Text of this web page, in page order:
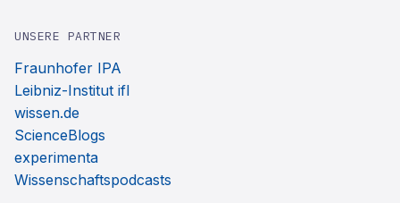
UNSERE PARTNER
Fraunhofer IPA
Leibniz-Institut ifl
wissen.de
ScienceBlogs
experimenta
Wissenschaftspodcasts